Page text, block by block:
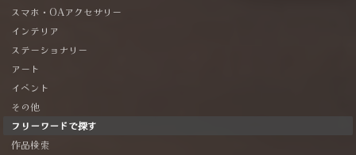
スマホ・OAアクセサリー
インテリア
ステーショナリー
アート
イベント
その他
フリーワードで探す
作品検索